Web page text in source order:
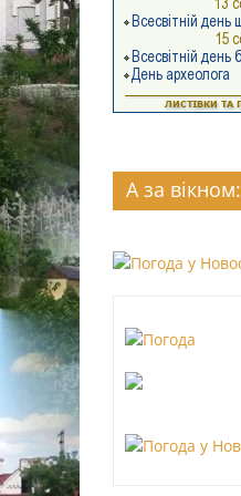
А за вікном: